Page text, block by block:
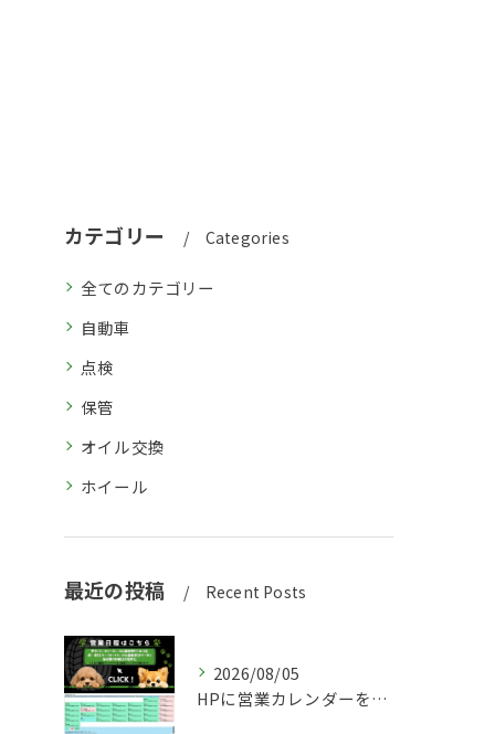
カテゴリー Categories
全てのカテゴリー
自動車
点検
保管
オイル交換
ホイール
最近の投稿 Recent Posts
2026/08/05
HPに営業カレンダーを追加しました！